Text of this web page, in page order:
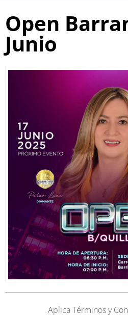
Open
Junio
Aplica Términos y